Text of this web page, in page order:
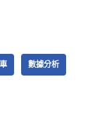
數據分析